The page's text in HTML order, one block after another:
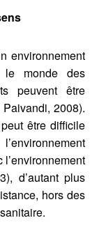
environnement
le monde des
peuvent être
Paivandi, 2008).
être difficile
d’autant plus
hors des